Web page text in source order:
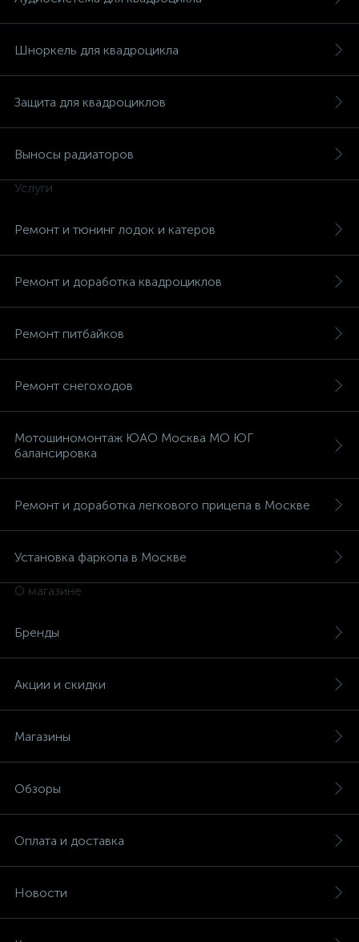
Шноркель для квадроцикла
Защита для квадроциклов
Выносы радиаторов
Услуги
Ремонт и тюнинг лодок и катеров
Ремонт и доработка квадроциклов
Ремонт питбайков
Ремонт снегоходов
Мотошиномонтаж ЮАО Москва МО ЮГ
балансировка
Ремонт и доработка легкового прицепа в Москве
Установка фаркопа в Москве
О магазине
Бренды
Акции и скидки
Магазины
Обзоры
Оплата и доставка
Новости